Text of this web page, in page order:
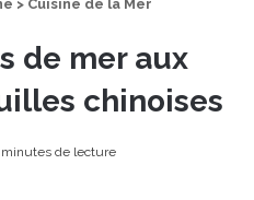
> Cuisine de la Mer
de mer aux
chinoises
minutes de lecture